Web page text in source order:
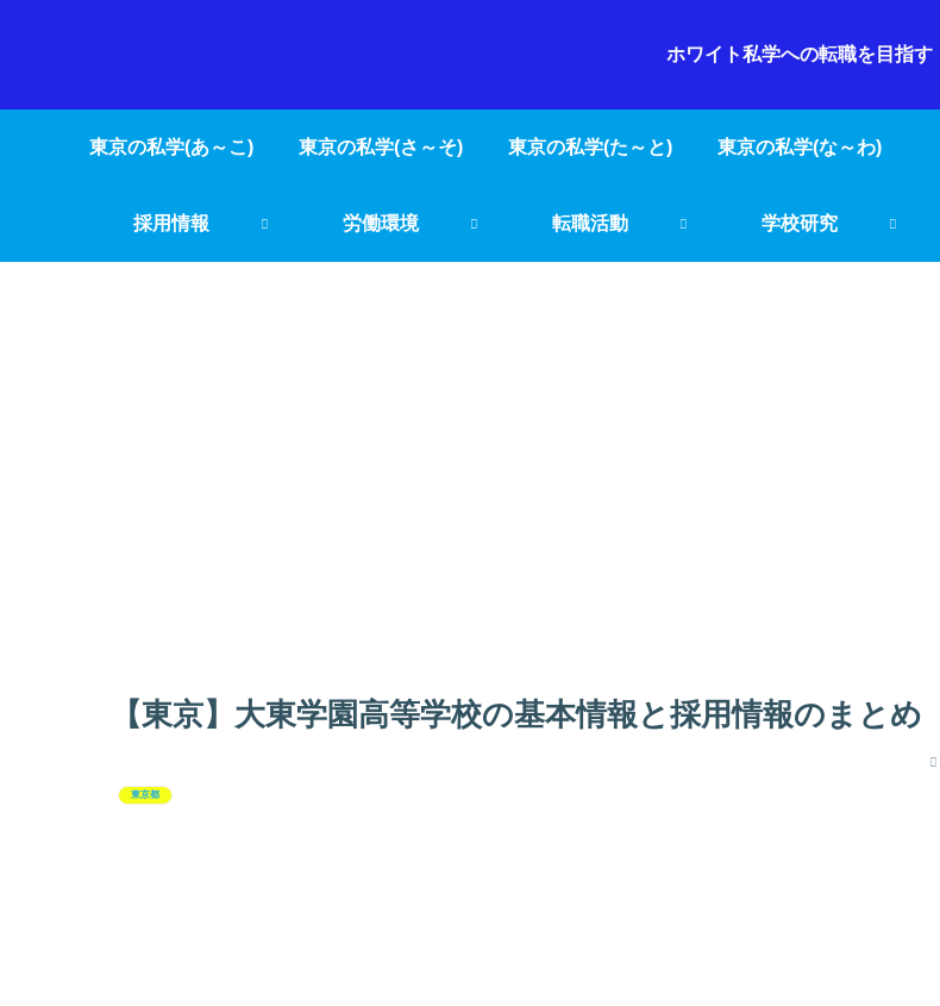
ホワイト私学への転職を目指す
東京の私学(あ～こ) 東京の私学(さ～そ) 東京の私学(た～と) 東京の私学(な～わ)
採用情報 労働環境 転職活動 学校研究
【東京】大東学園高等学校の基本情報と採用情報のまとめ
東京都